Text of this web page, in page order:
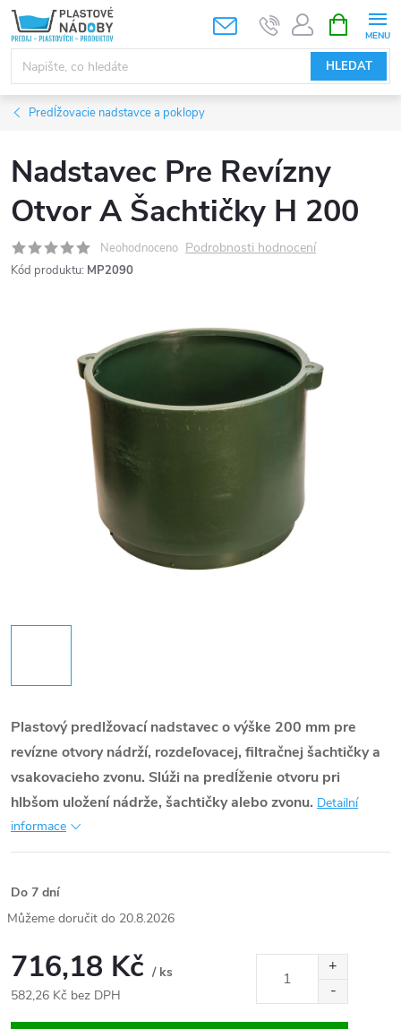
Přejít
na
obsah
HLEDAT
NÁKUPNÍ
KOŠÍK
Predĺžovacie nadstavce a poklopy
Nadstavec Pre Revízny
Otvor A Šachtičky H 200
Neohodnoceno Podrobnosti hodnocení
Kód produktu: MP2090
Plastový predlžovací nadstavec o výške 200 mm pre
revízne otvory nádrží, rozdeľovacej, filtračnej šachtičky a
vsakovacieho zvonu. Slúži na predĺženie otvoru pri
hlbšom uložení nádrže, šachtičky alebo zvonu. Detailní
informace
Do 7 dní
20.8.2026
716,18 Kč / ks
582,26 Kč bez DPH